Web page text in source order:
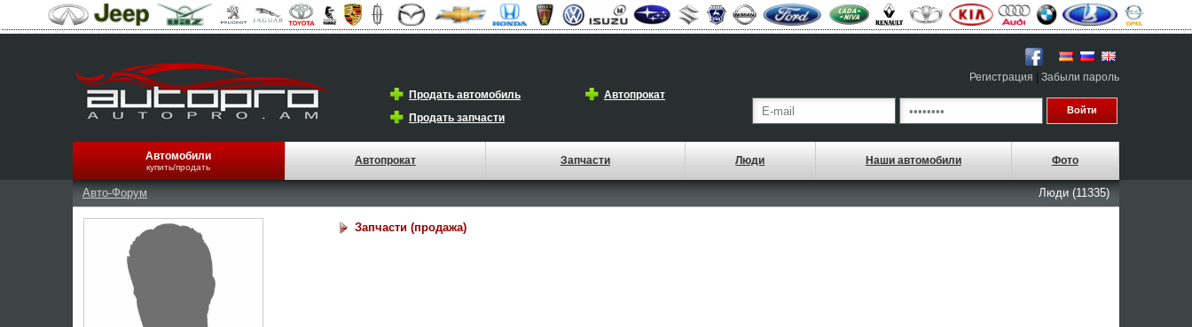
Продать автомобиль
Автопрокат
Продать запчасти
Регистрация Забыли пароль
Автомобили
купить/продать
Автопрокат Запчасти Люди Наши автомобили Фото
Авто-Форум Люди (11335)
Запчасти (продажа)